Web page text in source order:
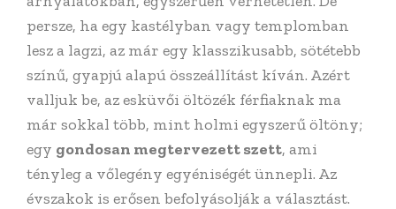
persze, ha egy kastélyban vagy templomban
lesz a lagzi, az már egy klasszikusabb, sötétebb
színű, gyapjú alapú összeállítást kíván. Azért
valljuk be, az esküvői öltözék férfiaknak ma
már sokkal több, mint holmi egyszerű öltöny;
egy gondosan megtervezett szett, ami
tényleg a vőlegény egyéniségét ünnepli. Az
évszakok is erősen befolyásolják a választást.